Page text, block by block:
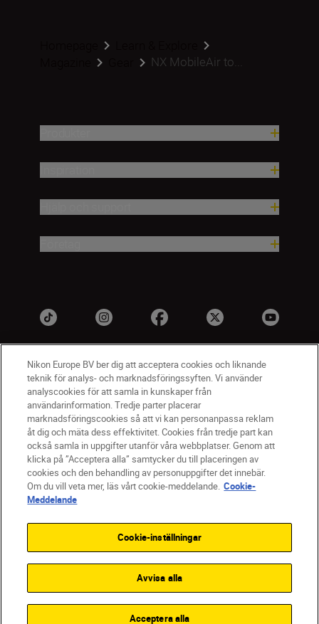
NX MobileAir to...
SV Nikon Sites
Kontakta oss
Policydokument om personuppgiftsbehandling
Användningsvillkor
Användarvillkor för Nikon Store
Cookie-meddelande
Tillgänglighet
Cookieinställningar
Nikon Europe BV ber dig att acceptera cookies och liknande
teknik för analys- och marknadsföringssyften. Vi använder
analyscookies för att samla in kunskaper från
användarinformation. Tredje parter placerar
marknadsföringscookies så att vi kan personanpassa reklam
åt dig och mäta dess effektivitet. Cookies från tredje part kan
också samla in uppgifter utanför våra webbplatser. Genom att
klicka på ”Acceptera alla” samtycker du till placeringen av
cookies och den behandling av personuppgifter det innebär.
Om du vill veta mer, läs vårt cookie-meddelande. Cookie-
Meddelande
Cookie-inställningar
Avvisa alla
Acceptera alla